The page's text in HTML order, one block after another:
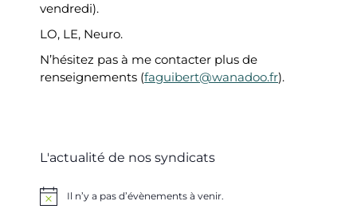
vendredi).
LO, LE, Neuro.
N’hésitez pas à me contacter plus de
renseignements (faguibert@wanadoo.fr).
L'actualité de nos syndicats
NoticeIl n’y a pas d’évènements à venir.